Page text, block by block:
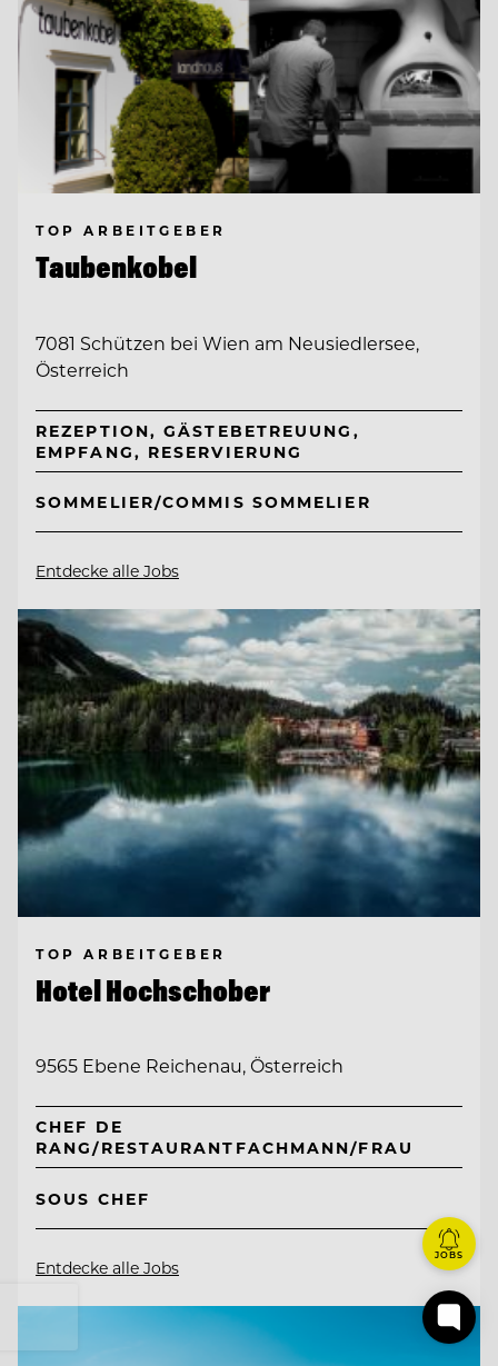
TOP ARBEITGEBER
Taubenkobel
7081 Schützen bei Wien am Neusiedlersee,
Österreich
REZEPTION, GÄSTEBETREUUNG,
EMPFANG, RESERVIERUNG
SOMMELIER/COMMIS SOMMELIER
Entdecke alle Jobs
TOP ARBEITGEBER
Hotel Hochschober
9565 Ebene Reichenau, Österreich
CHEF DE
RANG/RESTAURANTFACHMANN/FRAU
SOUS CHEF
Entdecke alle Jobs
JOBS